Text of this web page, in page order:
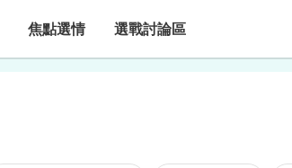
焦點選情 選戰討論區